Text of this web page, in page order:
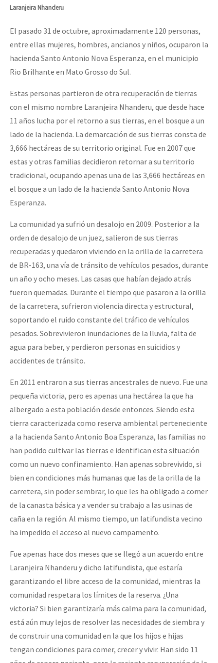
Laranjeira Nhanderu
El pasado 31 de octubre, aproximadamente 120 personas,
entre ellas mujeres, hombres, ancianos y niños, ocuparon la
hacienda Santo Antonio Nova Esperanza, en el municipio
Rio Brilhante en Mato Grosso do Sul.
Estas personas partieron de otra recuperación de tierras
con el mismo nombre Laranjeira Nhanderu, que desde hace
11 años lucha por el retorno a sus tierras, en el bosque a un
lado de la hacienda. La demarcación de sus tierras consta de
3,666 hectáreas de su territorio original. Fue en 2007 que
estas y otras familias decidieron retornar a su territorio
tradicional, ocupando apenas una de las 3,666 hectáreas en
el bosque a un lado de la hacienda Santo Antonio Nova
Esperanza.
La comunidad ya sufrió un desalojo en 2009. Posterior a la
orden de desalojo de un juez, salieron de sus tierras
recuperadas y quedaron viviendo en la orilla de la carretera
de BR-163, una vía de tránsito de vehículos pesados, durante
un año y ocho meses. Las casas que habían dejado atrás
fueron quemadas. Durante el tiempo que pasaron a la orilla
de la carretera, sufrieron violencia directa y estructural,
soportando el ruido constante del tráfico de vehículos
pesados. Sobrevivieron inundaciones de la lluvia, falta de
agua para beber, y perdieron personas en suicidios y
accidentes de tránsito.
En 2011 entraron a sus tierras ancestrales de nuevo. Fue una
pequeña victoria, pero es apenas una hectárea la que ha
albergado a esta población desde entonces. Siendo esta
tierra caracterizada como reserva ambiental perteneciente
a la hacienda Santo Antonio Boa Esperanza, las familias no
han podido cultivar las tierras e identifican esta situación
como un nuevo confinamiento. Han apenas sobrevivido, si
bien en condiciones más humanas que las de la orilla de la
carretera, sin poder sembrar, lo que les ha obligado a comer
de la canasta básica y a vender su trabajo a las usinas de
caña en la región. Al mismo tiempo, un latifundista vecino
ha impedido el acceso al nuevo campamento.
Fue apenas hace dos meses que se llegó a un acuerdo entre
Laranjeira Nhanderu y dicho latifundista, que estaría
garantizando el libre acceso de la comunidad, mientras la
comunidad respetara los límites de la reserva. ¿Una
victoria? Si bien garantizaría más calma para la comunidad,
está aún muy lejos de resolver las necesidades de siembra y
de construir una comunidad en la que los hijos e hijas
tengan condiciones para comer, crecer y vivir. Han sido 11